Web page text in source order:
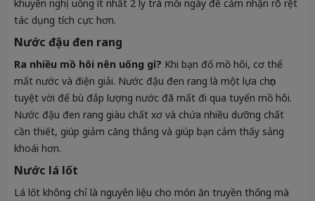
khuyến nghị uống ít nhất 2 ly trà mỗi ngày để cảm nhận rõ rệt
tác dụng tích cực hơn.
Nước đậu đen rang
Ra nhiều mồ hôi nên uống gì? Khi bạn đổ mồ hôi, cơ thể
mất nước và điện giải. Nước đậu đen rang là một lựa chọn
tuyệt vời để bù đắp lượng nước đã mất đi qua tuyến mồ hôi.
Nước đậu đen rang giàu chất xơ và chứa nhiều dưỡng chất
cần thiết, giúp giảm căng thẳng và giúp bạn cảm thấy sảng
khoái hơn.
Nước lá lốt
Lá lốt không chỉ là nguyên liệu cho món ăn truyền thống mà